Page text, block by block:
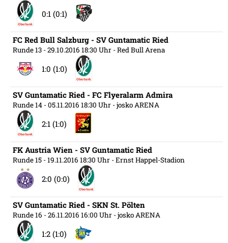
0:1 (0:1)
FC Red Bull Salzburg - SV Guntamatic Ried
Runde 13 - 29.10.2016 18:30 Uhr - Red Bull Arena
1:0 (1:0)
SV Guntamatic Ried - FC Flyeralarm Admira
Runde 14 - 05.11.2016 18:30 Uhr - josko ARENA
2:1 (1:0)
FK Austria Wien - SV Guntamatic Ried
Runde 15 - 19.11.2016 18:30 Uhr - Ernst Happel-Stadion
2:0 (0:0)
SV Guntamatic Ried - SKN St. Pölten
Runde 16 - 26.11.2016 16:00 Uhr - josko ARENA
1:2 (1:0)